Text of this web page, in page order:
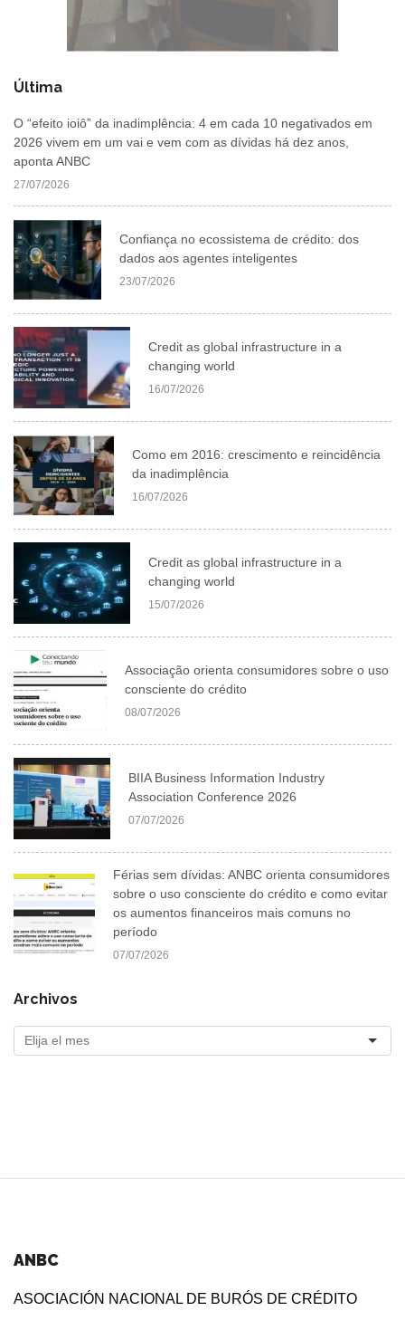
Última
O “efeito ioiô” da inadimplência: 4 em cada 10 negativados em
2026 vivem em um vai e vem com as dívidas há dez anos,
aponta ANBC
27/07/2026
Confiança no ecossistema de crédito: dos
dados aos agentes inteligentes
23/07/2026
Credit as global infrastructure in a
changing world
16/07/2026
Como em 2016: crescimento e reincidência
da inadimplência
16/07/2026
Credit as global infrastructure in a
changing world
15/07/2026
Associação orienta consumidores sobre o uso
consciente do crédito
08/07/2026
BIIA Business Information Industry
Association Conference 2026
07/07/2026
Férias sem dívidas: ANBC orienta consumidores
sobre o uso consciente do crédito e como evitar
os aumentos financeiros mais comuns no
período
07/07/2026
Archivos
ANBC
ASOCIACIÓN NACIONAL DE BURÓS DE CRÉDITO